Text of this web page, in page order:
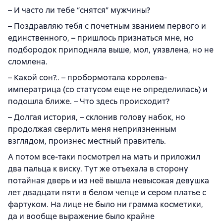
– И часто ли тебе “снятся” мужчины?
– Поздравляю тебя с почетным званием первого и
единственного, – пришлось признаться мне, но
подбородок приподняла выше, мол, уязвлена, но не
сломлена.
– Какой сон?.. – пробормотала королева-
императрица (со статусом еще не определилась) и
подошла ближе. – Что здесь происходит?
– Долгая история, – склонив голову набок, но
продолжая сверлить меня неприязненным
взглядом, произнес местный правитель.
А потом все-таки посмотрел на мать и приложил
два пальца к виску. Тут же отъехала в сторону
потайная дверь и из неё вышла невысокая девушка
лет двадцати пяти в белом чепце и сером платье с
фартуком. На лице не было ни грамма косметики,
да и вообще выражение было крайне